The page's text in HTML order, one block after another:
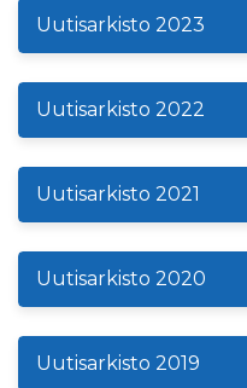
Uutisarkisto 2023
Uutisarkisto 2022
Uutisarkisto 2021
Uutisarkisto 2020
Uutisarkisto 2019